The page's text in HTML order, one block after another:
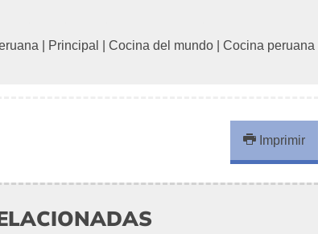
Principal Cocina del mundo
Cocina peruana
Imprimir